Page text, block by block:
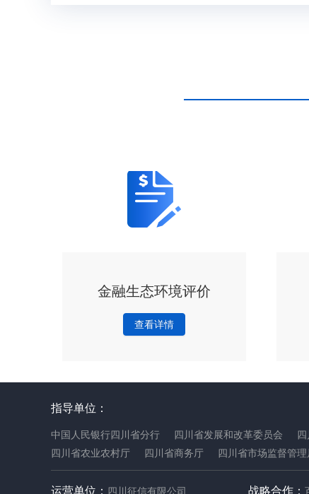
金融生态环境评价
查看详情
指导单位：
中国人民银行四川省分行 四川省发展和改革委员会
四川省农业农村厅
四川省商务厅 四川省市场监督管理
运营单位 ： 四川征信有限公司 战略合作：